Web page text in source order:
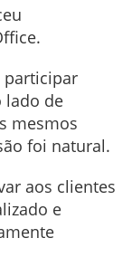
participar
lado de
mesmos
foi natural.
aos clientes
e